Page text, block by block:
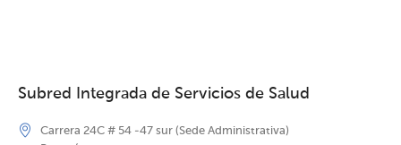
Subred Integrada de Servicios de Salud
Carrera 24C # 54 -47 sur (Sede Administrativa)